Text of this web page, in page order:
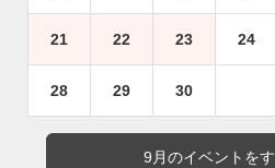
21 22 23 24
28 29 30
9月のイベントを